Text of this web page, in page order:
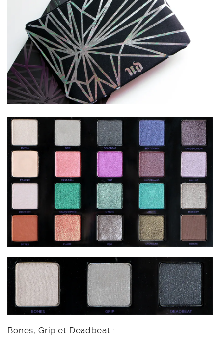
Bones, Grip et Deadbeat :